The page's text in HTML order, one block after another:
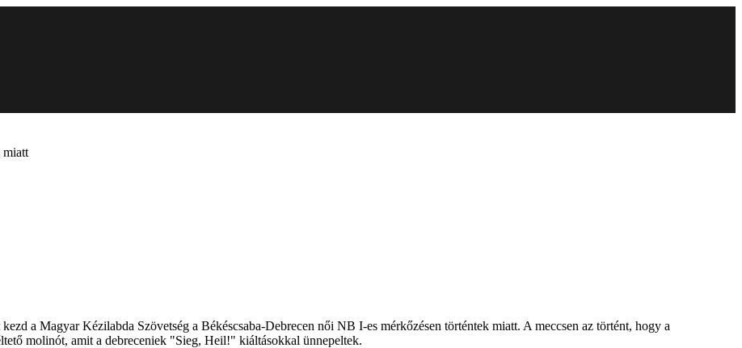
miatt
a Magyar Kézilabda Szövetség a Békéscsaba-Debrecen női NB I-es mérkőzésen történtek miatt. A meccsen az történt, hogy a
molinót, amit a debreceniek "Sieg, Heil!" kiáltásokkal ünnepeltek.